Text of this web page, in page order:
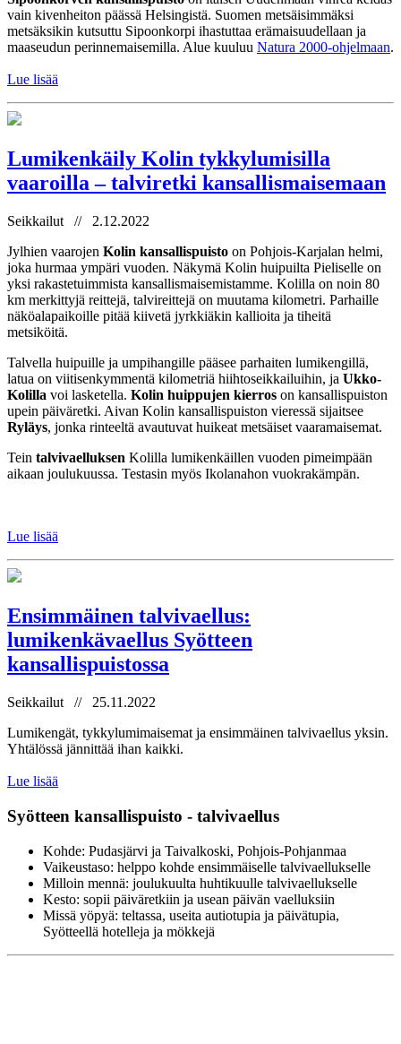
vain kivenheiton päässä Helsingistä. Suomen metsäisimmäksi
metsäksikin kutsuttu Sipoonkorpi ihastuttaa erämaisuudellaan ja
maaseudun perinnemaisemilla. Alue kuuluu Natura 2000-ohjelmaan.
Lue lisää
Lumikenkäily Kolin tykkylumisilla
vaaroilla – talviretki kansallismaisemaan
Seikkailut // 2.12.2022
Jylhien vaarojen Kolin kansallispuisto on Pohjois-Karjalan helmi,
joka hurmaa ympäri vuoden. Näkymä Kolin huipuilta Pieliselle on
yksi rakastetuimmista kansallismaisemistamme. Kolilla on noin 80
km merkittyjä reittejä, talvireittejä on muutama kilometri. Parhaille
näköalapaikoille pitää kiivetä jyrkkiäkin kallioita ja tiheitä
metsiköitä.
Talvella huipuille ja umpihangille pääsee parhaiten lumikengillä,
latua on viitisenkymmentä kilometriä hiihtoseikkailuihin, ja Ukko-
Kolilla voi lasketella. Kolin huippujen kierros on kansallispuiston
upein päiväretki. Aivan Kolin kansallispuiston vieressä sijaitsee
Ryläys, jonka rinteeltä avautuvat huikeat metsäiset vaaramaisemat.
Tein talvivaelluksen Kolilla lumikenkäillen vuoden pimeimpään
aikaan joulukuussa. Testasin myös Ikolanahon vuokrakämpän.
Lue lisää
Ensimmäinen talvivaellus:
lumikenkävaellus Syötteen
kansallispuistossa
Seikkailut // 25.11.2022
Lumikengät, tykkylumimaisemat ja ensimmäinen talvivaellus yksin.
Yhtälössä jännittää ihan kaikki.
Lue lisää
Syötteen kansallispuisto - talvivaellus
Kohde: Pudasjärvi ja Taivalkoski, Pohjois-Pohjanmaa
Vaikeustaso: helppo kohde ensimmäiselle talvivaellukselle
Milloin mennä: joulukuulta huhtikuulle talvivaellukselle
Kesto: sopii päiväretkiin ja usean päivän vaelluksiin
Missä yöpyä: teltassa, useita autiotupia ja päivätupia,
Syötteellä hotelleja ja mökkejä